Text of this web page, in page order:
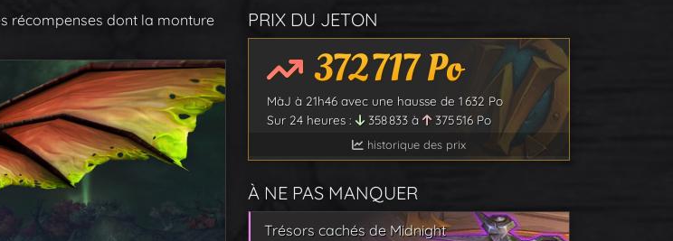
récompenses dont la monture
PRIX DU JETON
372 717Po
MàJ à 21h46 avec une hausse de 1 632 Po
Sur 24 heures :
358 833 à 375 516 Po
historique des prix
À NE PAS MANQUER
Trésors cachés de Midnight